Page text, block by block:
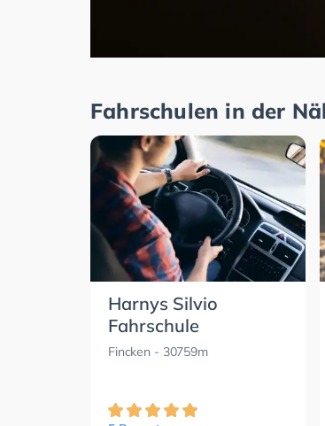
Fahrschulen in der
Harnys Silvio
Fahrschule
Fincken - 30759m